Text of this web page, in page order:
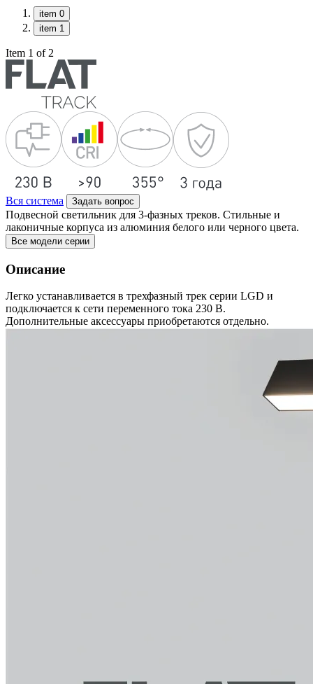
item 0
item 1
Item 1 of 2
Вся система Задать вопрос
Подвесной светильник для 3-фазных треков. Стильные и
лаконичные корпуса из алюминия белого или черного цвета.
Все модели серии
Описание
Легко устанавливается в трехфазный трек серии LGD и
подключается к сети переменного тока 230 В.
Дополнительные аксессуары приобретаются отдельно.